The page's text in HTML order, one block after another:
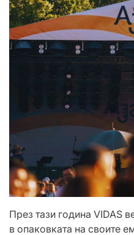
През тази година VIDAS
в опаковката на своите